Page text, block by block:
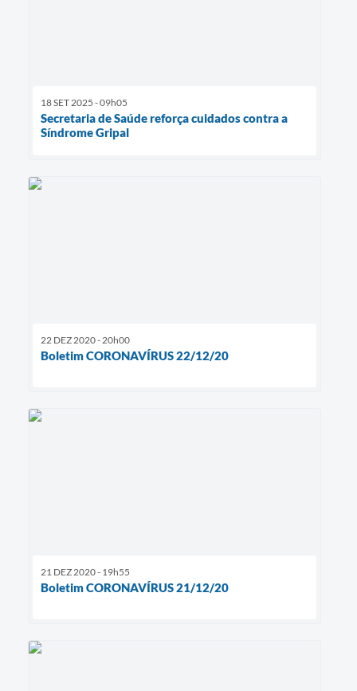
18 SET 2025 - 09h05
Secretaria de Saúde reforça cuidados contra a
Síndrome Gripal
22 DEZ 2020 - 20h00
Boletim CORONAVÍRUS 22/12/20
21 DEZ 2020 - 19h55
Boletim CORONAVÍRUS 21/12/20